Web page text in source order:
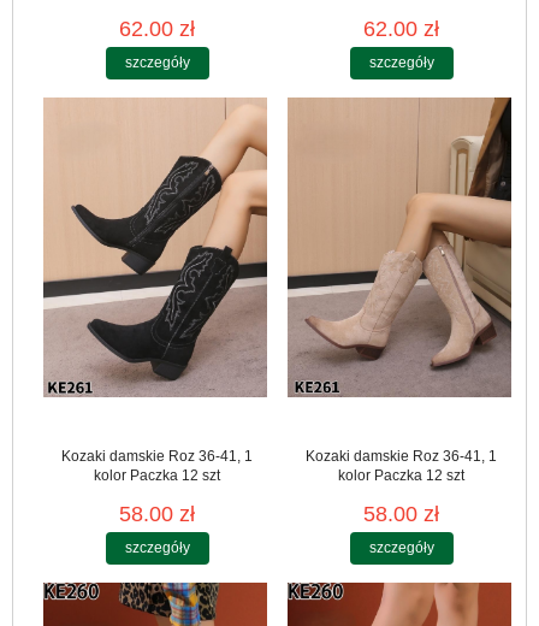
62.00 zł
szczegóły
62.00 zł
szczegóły
Kozaki damskie Roz 36-41, 1
kolor Paczka 12 szt
58.00 zł
szczegóły
Kozaki damskie Roz 36-41, 1
kolor Paczka 12 szt
58.00 zł
szczegóły